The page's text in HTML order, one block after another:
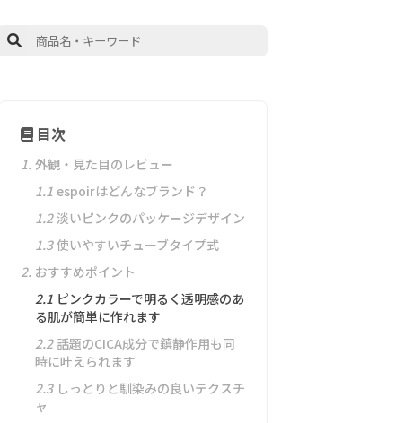
目次
1. 外観・見た目のレビュー
1.1 espoirはどんなブランド？
1.2 淡いピンクのパッケージデザイン
1.3 使いやすいチューブタイプ式
2. おすすめポイント
2.1 ピンクカラーで明るく透明感のあ
る肌が簡単に作れます
2.2 話題のCICA成分で鎮静作用も同
時に叶えられます
2.3 しっとりと馴染みの良いテクスチ
ャ